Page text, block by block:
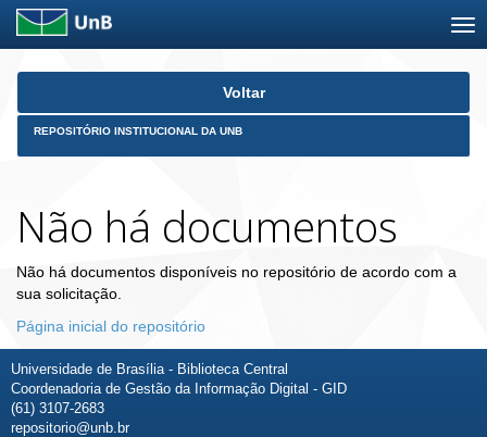
Skip
Voltar
REPOSITÓRIO INSTITUCIONAL DA UNB
Não há documentos
Não há documentos disponíveis no repositório de acordo com a
sua solicitação.
Página inicial do repositório
Universidade de Brasília - Biblioteca Central
Coordenadoria de Gestão da Informação Digital - GID
(61) 3107-2683
repositorio@unb.br